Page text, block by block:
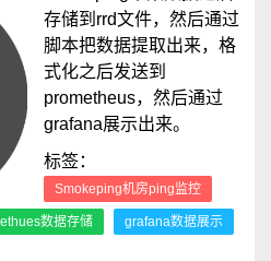
存储到rrd文件，然后通过
脚本把数据提取出来，格
式化之后发送到
prometheus，然后通过
grafana展示出来。
标签：
Smokeping机房ping监控
数据存储 grafana数据展示